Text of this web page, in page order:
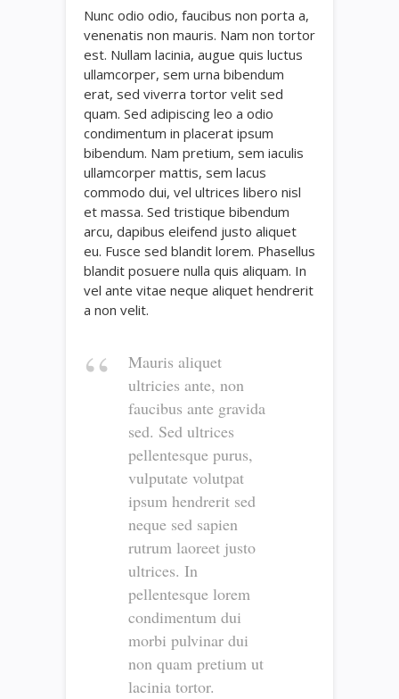
Nunc odio odio, faucibus non porta a,
venenatis non mauris. Nam non tortor
est. Nullam lacinia, augue quis luctus
ullamcorper, sem urna bibendum
erat, sed viverra tortor velit sed
quam. Sed adipiscing leo a odio
condimentum in placerat ipsum
bibendum. Nam pretium, sem iaculis
ullamcorper mattis, sem lacus
commodo dui, vel ultrices libero nisl
et massa. Sed tristique bibendum
arcu, dapibus eleifend justo aliquet
eu. Fusce sed blandit lorem. Phasellus
blandit posuere nulla quis aliquam. In
vel ante vitae neque aliquet hendrerit
a non velit.
Mauris aliquet
ultricies ante, non
faucibus ante gravida
sed. Sed ultrices
pellentesque purus,
vulputate volutpat
ipsum hendrerit sed
neque sed sapien
rutrum laoreet justo
ultrices. In
pellentesque lorem
condimentum dui
morbi pulvinar dui
non quam pretium ut
lacinia tortor.